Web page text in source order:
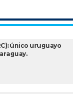
único uruguayo